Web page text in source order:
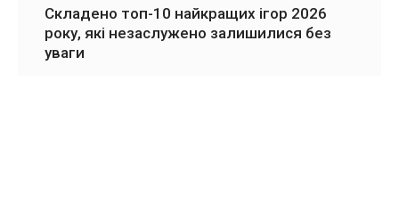
Складено топ-10 найкращих ігор 2026
року, які незаслужено залишилися без
уваги